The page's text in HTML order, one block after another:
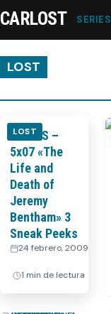
Streaming
Recomendaciones
Videos
CARLOST SERIES
LOST
LOST
VIDEOS –
5x07 «The
Life and
Death of
Jeremy
Bentham» 3
Sneak Peeks
24 febrero, 2009
1 min de lectura